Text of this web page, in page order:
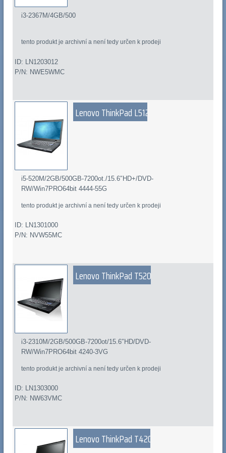
i3-2367M/4GB/500
tento produkt je archivní a není tedy určen k prodeji
ID: LN1203012
P/N: NWE5WMC
Lenovo ThinkPad L512
i5-520M/2GB/500GB-7200ot./15.6″HD+/DVD-
RW/Win7PRO64bit 4444-55G
tento produkt je archivní a není tedy určen k prodeji
ID: LN1301000
P/N: NVW55MC
Lenovo ThinkPad T520i
i3-2310M/2GB/500GB-7200ot/15.6″HD/DVD-
RW/Win7PRO64bit 4240-3VG
tento produkt je archivní a není tedy určen k prodeji
ID: LN1303000
P/N: NW63VMC
Lenovo ThinkPad T420